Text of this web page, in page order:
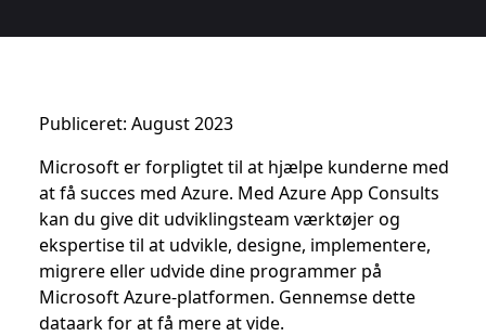
Publiceret: August 2023
Microsoft er forpligtet til at hjælpe kunderne med
at få succes med Azure. Med Azure App Consults
kan du give dit udviklingsteam værktøjer og
ekspertise til at udvikle, designe, implementere,
migrere eller udvide dine programmer på
Microsoft Azure-platformen. Gennemse dette
dataark for at få mere at vide.